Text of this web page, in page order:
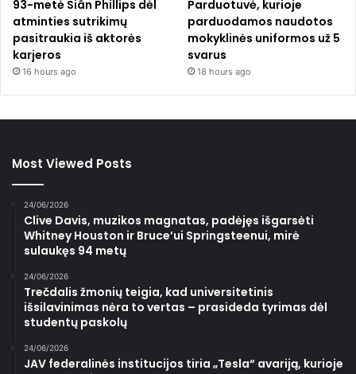
93-metė Siân Phillips dėl
atminties sutrikimų
pasitraukia iš aktorės
karjeros
16 hours ago
Parduotuvė, kurioje
parduodamos naudotos
mokyklinės uniformos už 5
svarus
18 hours ago
Most Viewed Posts
24/06/2026
Clive Davis, muzikos magnatas, padėjęs išgarsėti
Whitney Houston ir Bruce’ui Springsteenui, mirė
sulaukęs 94 metų
24/06/2026
Trečdalis žmonių teigia, kad universitetinis
išsilavinimas nėra to vertas – prasideda tyrimas dėl
studentų paskolų
24/06/2026
JAV federalinės institucijos tiria „Tesla“ avariją, kurioje